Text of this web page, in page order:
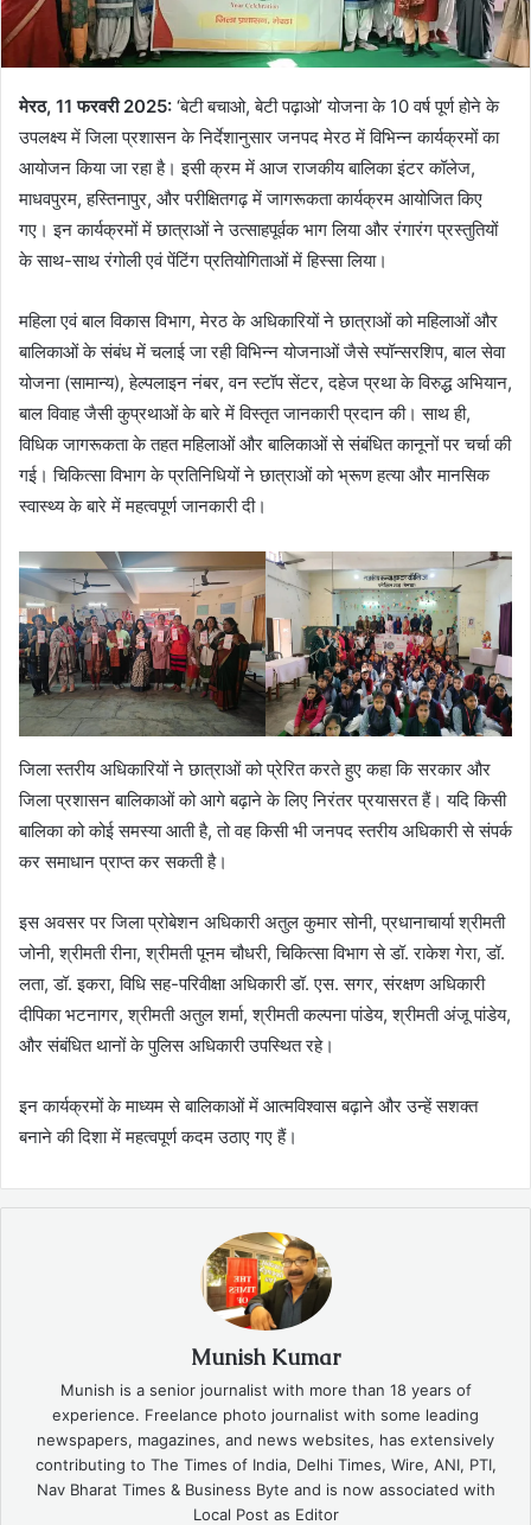
मेरठ, 11 फरवरी 2025: ‘बेटी बचाओ, बेटी पढ़ाओ’ योजना के 10 वर्ष पूर्ण होने के
उपलक्ष्य में जिला प्रशासन के निर्देशानुसार जनपद मेरठ में विभिन्न कार्यक्रमों का
आयोजन किया जा रहा है। इसी क्रम में आज राजकीय बालिका इंटर कॉलेज,
माधवपुरम, हस्तिनापुर, और परीक्षितगढ़ में जागरूकता कार्यक्रम आयोजित किए
गए। इन कार्यक्रमों में छात्राओं ने उत्साहपूर्वक भाग लिया और रंगारंग प्रस्तुतियों
के साथ-साथ रंगोली एवं पेंटिंग प्रतियोगिताओं में हिस्सा लिया।
महिला एवं बाल विकास विभाग, मेरठ के अधिकारियों ने छात्राओं को महिलाओं और
बालिकाओं के संबंध में चलाई जा रही विभिन्न योजनाओं जैसे स्पॉन्सरशिप, बाल सेवा
योजना (सामान्य), हेल्पलाइन नंबर, वन स्टॉप सेंटर, दहेज प्रथा के विरुद्ध अभियान,
बाल विवाह जैसी कुप्रथाओं के बारे में विस्तृत जानकारी प्रदान की। साथ ही,
विधिक जागरूकता के तहत महिलाओं और बालिकाओं से संबंधित कानूनों पर चर्चा की
गई। चिकित्सा विभाग के प्रतिनिधियों ने छात्राओं को भ्रूण हत्या और मानसिक
स्वास्थ्य के बारे में महत्वपूर्ण जानकारी दी।
जिला स्तरीय अधिकारियों ने छात्राओं को प्रेरित करते हुए कहा कि सरकार और
जिला प्रशासन बालिकाओं को आगे बढ़ाने के लिए निरंतर प्रयासरत हैं। यदि किसी
बालिका को कोई समस्या आती है, तो वह किसी भी जनपद स्तरीय अधिकारी से संपर्क
कर समाधान प्राप्त कर सकती है।
इस अवसर पर जिला प्रोबेशन अधिकारी अतुल कुमार सोनी, प्रधानाचार्या श्रीमती
जोनी, श्रीमती रीना, श्रीमती पूनम चौधरी, चिकित्सा विभाग से डॉ. राकेश गेरा, डॉ.
लता, डॉ. इकरा, विधि सह-परिवीक्षा अधिकारी डॉ. एस. सगर, संरक्षण अधिकारी
दीपिका भटनागर, श्रीमती अतुल शर्मा, श्रीमती कल्पना पांडेय, श्रीमती अंजू पांडेय,
और संबंधित थानों के पुलिस अधिकारी उपस्थित रहे।
इन कार्यक्रमों के माध्यम से बालिकाओं में आत्मविश्वास बढ़ाने और उन्हें सशक्त
बनाने की दिशा में महत्वपूर्ण कदम उठाए गए हैं।
Munish Kumar
Munish is a senior journalist with more than 18 years of
experience. Freelance photo journalist with some leading
newspapers, magazines, and news websites, has extensively
contributing to The Times of India, Delhi Times, Wire, ANI, PTI,
Nav Bharat Times & Business Byte and is now associated with
Local Post as Editor